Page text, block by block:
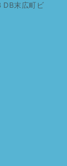
DB末広町ビ